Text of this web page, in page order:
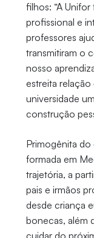
filhos: “A
profissional e
professores
transmitiram o
nosso
estreita
universidade
construção
Primogênita do
formada em
trajetória, a
pais e irmãos
desde criança
bonecas, além